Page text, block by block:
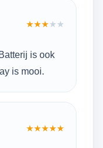
★★★★★
is ook
is mooi.
★★★★★